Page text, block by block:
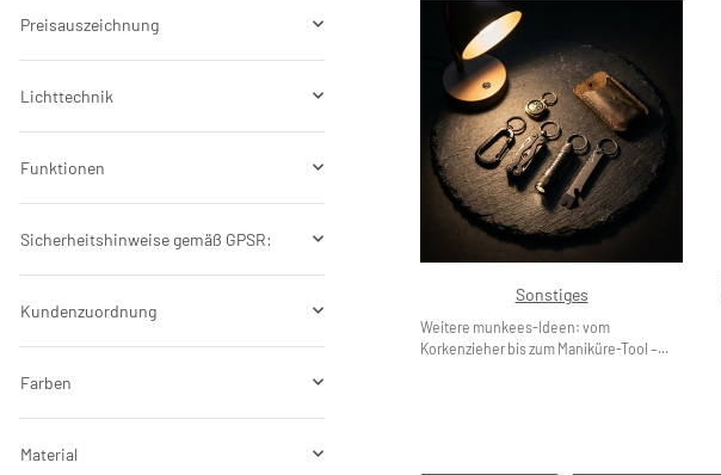
Sonstiges
Weitere munkees-Ideen: vom
Korkenzieher bis zum Maniküre-Tool –...
Preisauszeichnung
Lichttechnik
Funktionen
Sicherheitshinweise gemäß GPSR:
Kundenzuordnung
Farben
Material